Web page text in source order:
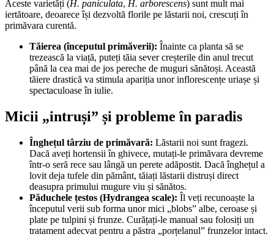
Aceste varietăți (H. paniculata, H. arborescens) sunt mult mai
iertătoare, deoarece își dezvoltă florile pe lăstarii noi, crescuți în
primăvara curentă.
Tăierea (începutul primăverii): Înainte ca planta să se
trezească la viață, puteți tăia sever creșterile din anul trecut
până la cea mai de jos pereche de muguri sănătoși. Această
tăiere drastică va stimula apariția unor inflorescențe uriașe și
spectaculoase în iulie.
Micii „intruși” și probleme în paradis
Înghețul târziu de primăvară: Lăstarii noi sunt fragezi.
Dacă aveți hortensii în ghivece, mutați-le primăvara devreme
într-o seră rece sau lângă un perete adăpostit. Dacă înghețul a
lovit deja tufele din pământ, tăiați lăstarii distruși direct
deasupra primului mugure viu și sănătos.
Păduchele țestos (Hydrangea scale): Îl veți recunoaște la
începutul verii sub forma unor mici „blobs” albe, ceroase și
plate pe tulpini și frunze. Curățați-le manual sau folosiți un
tratament adecvat pentru a păstra „porțelanul” frunzelor intact.